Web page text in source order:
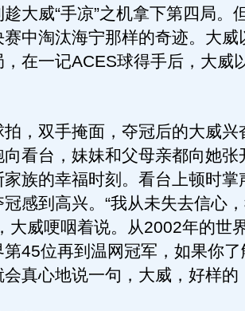
大威“手凉”之机拿下第四局。
中淘汰海宁那样的奇迹。大威
在一记ACES球得手后，大威
双手掩面，夺冠后的大威兴
看台，妹妹和父母亲都向她张
家族的幸福时刻。看台上顿时掌
感到高兴。“我从未失去信心
大威哽咽着说。从2002年的世
45位再到温网冠军，如果你
会真心地说一句，大威，好样的